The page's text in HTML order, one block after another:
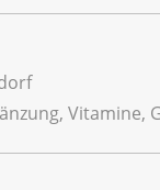
Vitamine,